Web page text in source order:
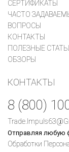
СЕРТИФИКАТЫ
ЧАСТО
ВОПРОСЫ
КОНТАКТЫ
ПОЛЕЗНЫЕ
ОБЗОРЫ
КОНТАКТЫ
8 (800)
Отправляя любую
Обработки